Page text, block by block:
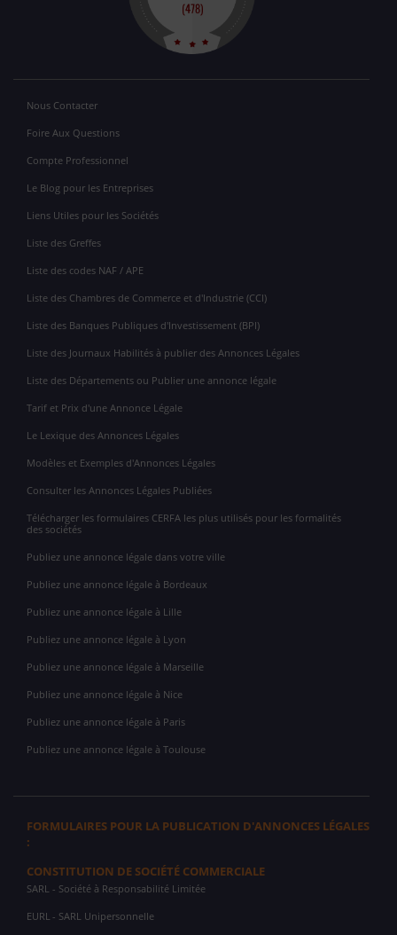
Nous Contacter
Foire Aux Questions
Compte Professionnel
Le Blog pour les Entreprises
Liens Utiles pour les Sociétés
Liste des Greffes
Liste des codes NAF / APE
Liste des Chambres de Commerce et d'Industrie (CCI)
Liste des Banques Publiques d'Investissement (BPI)
Liste des Journaux Habilités à publier des Annonces Légales
Liste des Départements ou Publier une annonce légale
Tarif et Prix d'une Annonce Légale
Le Lexique des Annonces Légales
Modèles et Exemples d'Annonces Légales
Consulter les Annonces Légales Publiées
Télécharger les formulaires CERFA les plus utilisés pour les formalités
des sociétés
Publiez une annonce légale dans votre ville
Publiez une annonce légale à Bordeaux
Publiez une annonce légale à Lille
Publiez une annonce légale à Lyon
Publiez une annonce légale à Marseille
Publiez une annonce légale à Nice
Publiez une annonce légale à Paris
Publiez une annonce légale à Toulouse
FORMULAIRES POUR LA PUBLICATION D'ANNONCES LÉGALES
:
CONSTITUTION DE SOCIÉTÉ COMMERCIALE
SARL - Société à Responsabilité Limitée
EURL - SARL Unipersonnelle